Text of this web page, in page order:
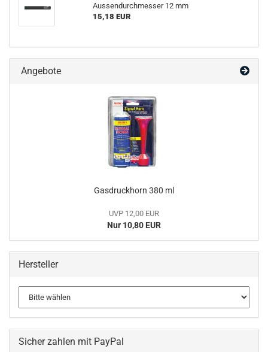
Aussendurchmesser 12 mm
15,18 EUR
Angebote
Gasdruckhorn 380 ml
UVP 12,00 EUR
Nur 10,80 EUR
Hersteller
Sicher zahlen mit PayPal